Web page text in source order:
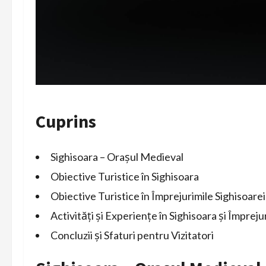
Cuprins
Sighisoara – Orașul Medieval
Obiective Turistice în Sighisoara
Obiective Turistice în Împrejurimile Sighisoarei
Activități și Experiențe în Sighisoara și
Concluzii și Sfaturi pentru Vizitatori